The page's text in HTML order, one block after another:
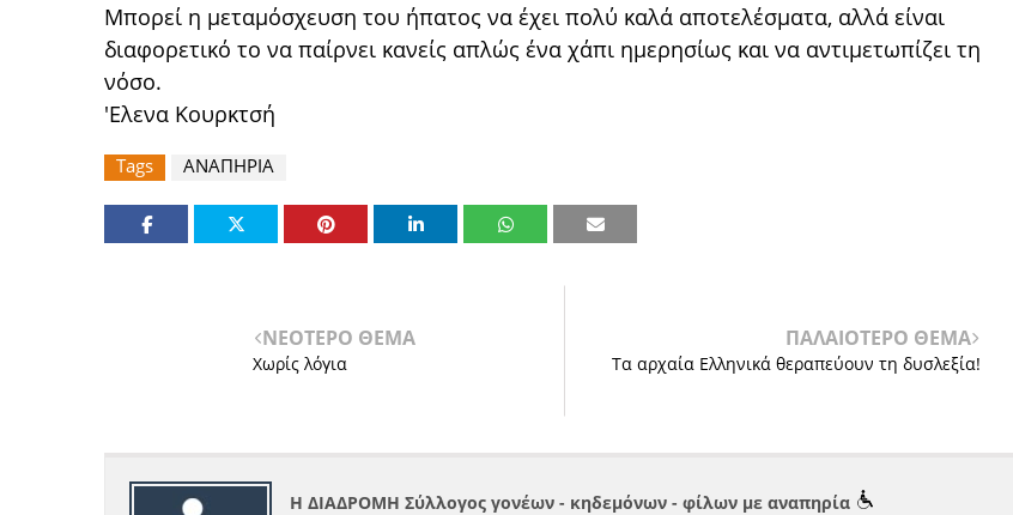
Μπορεί η μεταμόσχευση του ήπατος να έχει πολύ καλά αποτελέσματα, αλλά είναι
διαφορετικό το να παίρνει κανείς απλώς ένα χάπι ημερησίως και να αντιμετωπίζει τη
νόσο.
'Ελενα Κουρκτσή
Tags ΑΝΑΠΗΡΙΑ
ΝΕΟΤΕΡΟ ΘΕΜΑ
Χωρίς λόγια
ΠΑΛΑΙΟΤΕΡΟ ΘΕΜΑ
Tα αρχαία Ελληνικά θεραπεύουν τη δυσλεξία!
Η ΔΙΑΔΡΟΜΗ Σύλλογος γονέων - κηδεμόνων - φίλων με αναπηρία